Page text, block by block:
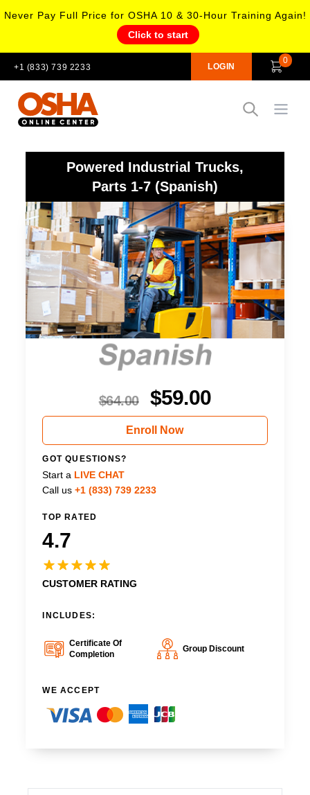
Never Pay Full Price for OSHA 10 & 30-Hour Training Again!
Click to start
+1 (833) 739 2233 LOGIN
0
Open
Powered Industrial Trucks,
Parts 1-7 (Spanish)
$64.00 $59.00
Enroll Now
GOT QUESTIONS?
Start a LIVE CHAT
Call us +1 (833) 739 2233
TOP RATED
4.7
CUSTOMER RATING
INCLUDES:
Certificate Of
Completion
Group Discount
WE ACCEPT